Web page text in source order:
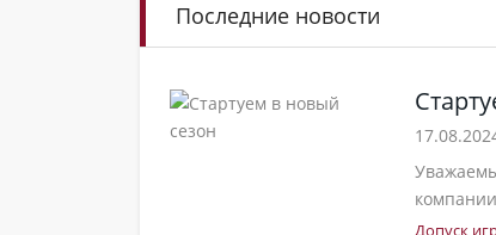
Последние новости